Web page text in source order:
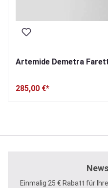
Artemide Demetra
285,00 €*
Einmalig 25 € Rabatt für